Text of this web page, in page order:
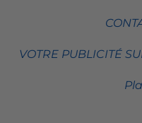
VOTRE PUBLICITÉ